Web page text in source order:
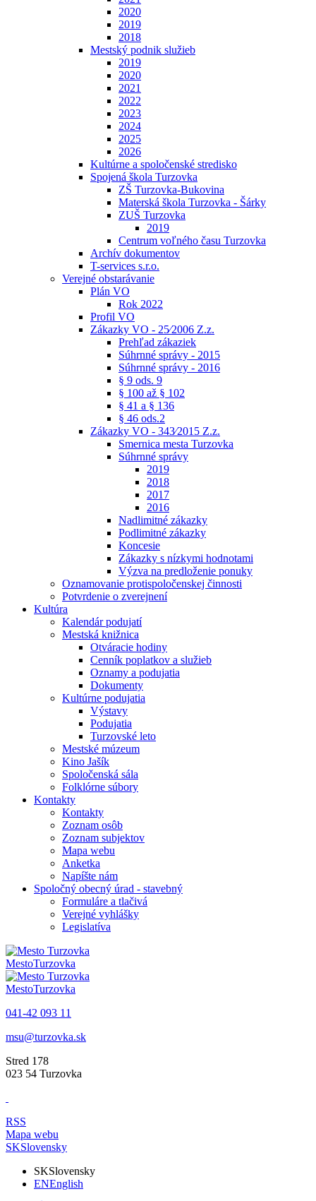
2020
2019
2018
Mestský podnik služieb
2019
2020
2021
2022
2023
2024
2025
2026
Kultúrne a spoločenské stredisko
Spojená škola Turzovka
ZŠ Turzovka-Bukovina
Materská škola Turzovka - Šárky
ZUŠ Turzovka
2019
Centrum voľného času Turzovka
Archív dokumentov
T-services s.r.o.
Verejné obstarávanie
Plán VO
Rok 2022
Profil VO
Zákazky VO - 25⁄2006 Z.z.
Prehľad zákaziek
Súhrnné správy - 2015
Súhrnné správy - 2016
§ 9 ods. 9
§ 100 až § 102
§ 41 a § 136
§ 46 ods.2
Zákazky VO - 343⁄2015 Z.z.
Smernica mesta Turzovka
Súhrnné správy
2019
2018
2017
2016
Nadlimitné zákazky
Podlimitné zákazky
Koncesie
Zákazky s nízkymi hodnotami
Výzva na predloženie ponuky
Oznamovanie protispoločenskej činnosti
Potvrdenie o zverejnení
Kultúra
Kalendár podujatí
Mestská knižnica
Otváracie hodiny
Cenník poplatkov a služieb
Oznamy a podujatia
Dokumenty
Kultúrne podujatia
Výstavy
Podujatia
Turzovské leto
Mestské múzeum
Kino Jašík
Spoločenská sála
Folklórne súbory
Kontakty
Kontakty
Zoznam osôb
Zoznam subjektov
Mapa webu
Anketka
Napíšte nám
Spoločný obecný úrad - stavebný
Formuláre a tlačivá
Verejné vyhlášky
Legislatíva
MestoTurzovka
MestoTurzovka
041-42 093 11
msu@turzovka.sk
Stred 178
023 54 Turzovka
RSS
Mapa webu
SKSlovensky
SKSlovensky
ENEnglish